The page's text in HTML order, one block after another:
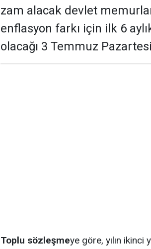
zam alacak devlet
enflasyon farkı için ilk 6
olacağı 3 Temmuz
Toplu sözleşmeye göre, yılın ikinci